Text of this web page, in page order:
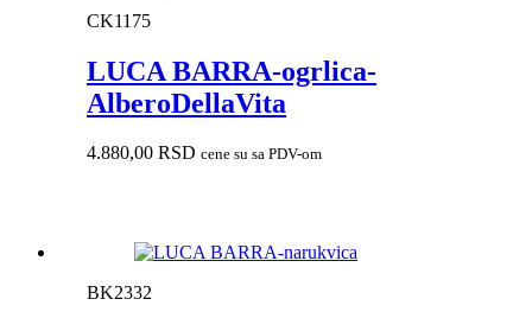
CK1175
LUCA BARRA-ogrlica-
AlberoDellaVita
4.880,00 RSD cene su sa PDV-om
BK2332